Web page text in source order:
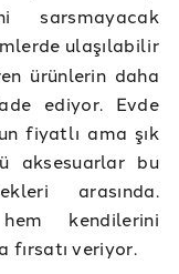
sarsmayacak
ulaşılabilir
ürünlerin daha
ediyor. Evde
fiyatlı ama şık
aksesuarlar bu
arasında.
kendilerini
fırsatı veriyor.